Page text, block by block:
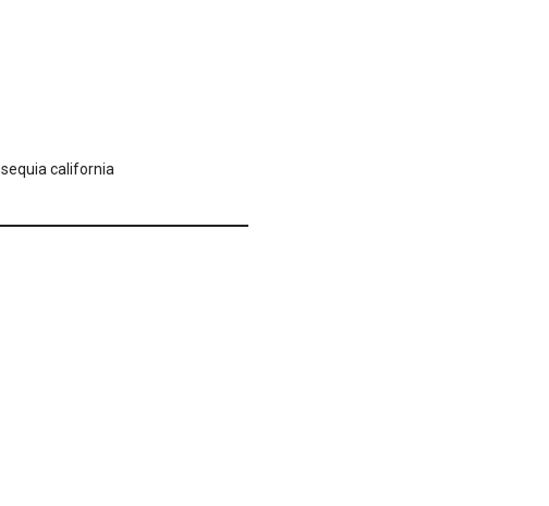
sequia california